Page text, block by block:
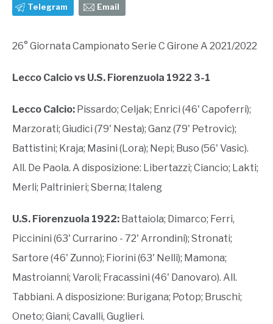
Telegram Email
26° Giornata Campionato Serie C Girone A 2021/2022
Lecco Calcio vs U.S. Fiorenzuola 1922 3-1
Lecco Calcio: Pissardo; Celjak; Enrici (46' Capoferri);
Marzorati; Giudici (79' Nesta); Ganz (79' Petrovic);
Battistini; Kraja; Masini (Lora); Nepi; Buso (56' Vasic).
All. De Paola. A disposizione: Libertazzi; Ciancio; Lakti;
Merli; Paltrinieri; Sberna; Italeng
U.S. Fiorenzuola 1922: Battaiola; Dimarco; Ferri,
Piccinini (63' Currarino - 72' Arrondini); Stronati;
Sartore (46' Zunno); Fiorini (63' Nelli); Mamona;
Mastroianni; Varoli; Fracassini (46' Danovaro). All.
Tabbiani. A disposizione: Burigana; Potop; Bruschi;
Oneto; Giani; Cavalli, Guglieri.